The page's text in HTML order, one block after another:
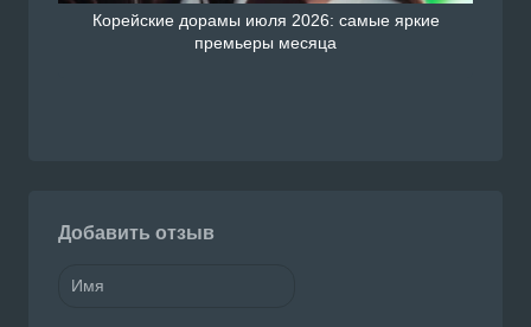
Корейские дорамы июля 2026: самые яркие
премьеры месяца
Добавить отзыв